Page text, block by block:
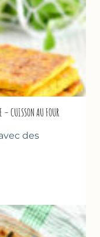
– CUISSON AU FOUR
des